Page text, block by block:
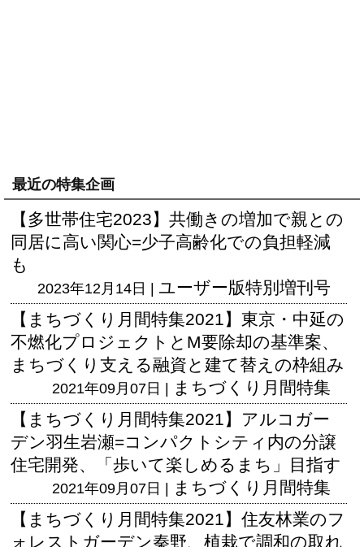
最近の特集企画
【多世帯住宅2023】共働きの増加で親との
同居に高い関心=少子高齢化での負担軽減
も
2023年12月14日 | ユーザー版特別増刊号
【まちづくり月間特集2021】東京・中延の
不燃化プロジェクトとM要除却の基準案、
まちづくり支える融資と建て替えの枠組み
2021年09月07日 | まちづくり月間特集
【まちづくり月間特集2021】アルコガー
デン羽生岩瀬=コンパクトシティ内の分譲
住宅開発、「歩いて楽しめるまち」目指す
2021年09月07日 | まちづくり月間特集
【まちづくり月間特集2021】住友林業のフ
ォレストガーデン秦野、植栽で調和の取れ